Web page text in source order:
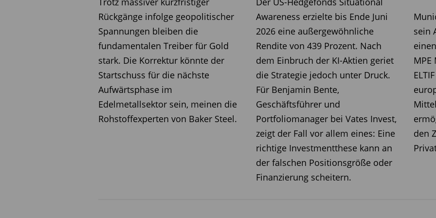
eine Schlüsselvariable sein werden. Aber die Performance von
Gold wird nicht von einem einzelnen Faktor getrieben. Gold ist in
diesem Jahr nahe der Marke von 4.000 US-Dollar pro Unze unter
Druck geraten und hat sich anschließend wieder erholt, gestützt
durch die organische Nachfrage von langfristigen Käufern in
verschiedenen Regionen. Diese strukturelle Nachfrage von
Zentralbanken, institutionellen Investoren und Verbrauchern
weltweit ist es, welche die Widerstandsfähigkeit von Gold
Stand 26. Juni 2026, basierend auf dem LBMA Gold Price PM und dem Durchschnitt der
realisierten 30-Tage-Volatilität im ersten Halbjahr.
Rückgänge infolge geopolitischer
Spannungen bleiben die
fundamentalen Treiber für Gold
stark. Die Korrektur könnte der
Startschuss für die nächste
Aufwärtsphase im
Edelmetallsektor sein, meinen die
Rohstoffexperten von Baker Steel.
Awareness erzielte bis Ende Juni
2026 eine außergewöhnliche
Rendite von 439 Prozent. Nach
dem Einbruch der KI-Aktien geriet
die Strategie jedoch unter Druck.
Für Benjamin Bente,
Geschäftsführer und
Portfoliomanager bei Vates Invest,
zeigt der Fall vor allem eines: Eine
richtige Investmentthese kann an
der falschen Positionsgröße oder
Finanzierung scheitern.
sein
MPE
den